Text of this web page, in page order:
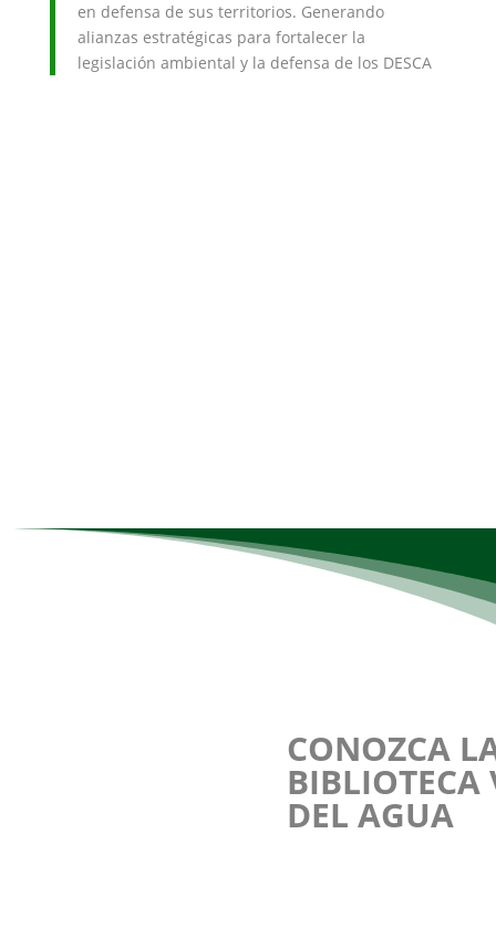
en defensa de sus territorios. Generando
alianzas estratégicas para fortalecer la
legislación ambiental y la defensa de los DESCA
CONOZCA
BIBLIOTECA
DEL AGUA